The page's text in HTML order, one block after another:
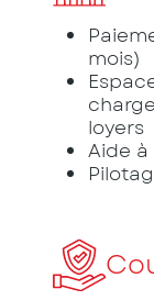
mois)
loyers
Aide